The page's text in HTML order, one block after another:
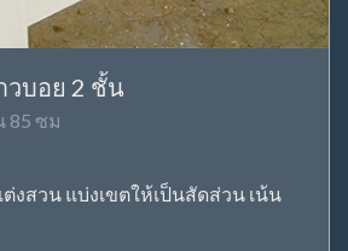
วบอย 2 ชั้น
85 ซม
งสวน แบ่งเขตให้เป็นสัดส่วน เน้น